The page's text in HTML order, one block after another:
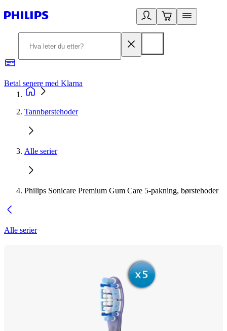
Betal senere med Klarna
Tannbørstehoder
Alle serier
Philips Sonicare Premium Gum Care 5-pakning, børstehoder
Alle serier